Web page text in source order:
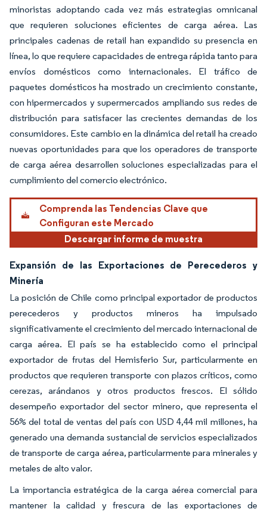
minoristas adoptando cada vez más estrategias omnicanal
que requieren soluciones eficientes de carga aérea. Las
principales cadenas de retail han expandido su presencia en
línea, lo que requiere capacidades de entrega rápida tanto para
envíos domésticos como internacionales. El tráfico de
paquetes domésticos ha mostrado un crecimiento constante,
con hipermercados y supermercados ampliando sus redes de
distribución para satisfacer las crecientes demandas de los
consumidores. Este cambio en la dinámica del retail ha creado
nuevas oportunidades para que los operadores de transporte
de carga aérea desarrollen soluciones especializadas para el
cumplimiento del comercio electrónico.
Comprenda las Tendencias Clave que
Configuran este Mercado
Descargar informe de muestra
Expansión de las Exportaciones de Perecederos y
Minería
La posición de Chile como principal exportador de productos
perecederos y productos mineros ha impulsado
significativamente el crecimiento del mercado internacional de
carga aérea. El país se ha establecido como el principal
exportador de frutas del Hemisferio Sur, particularmente en
productos que requieren transporte con plazos críticos, como
cerezas, arándanos y otros productos frescos. El sólido
desempeño exportador del sector minero, que representa el
56% del total de ventas del país con USD 4,44 mil millones, ha
generado una demanda sustancial de servicios especializados
de transporte de carga aérea, particularmente para minerales y
metales de alto valor.
La importancia estratégica de la carga aérea comercial para
mantener la calidad y frescura de las exportaciones de